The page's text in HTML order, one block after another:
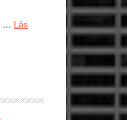
spännande
med
… Läs